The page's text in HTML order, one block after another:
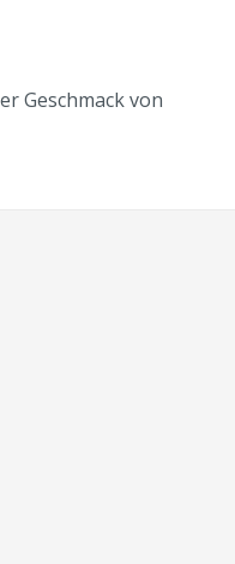
Geschmack von